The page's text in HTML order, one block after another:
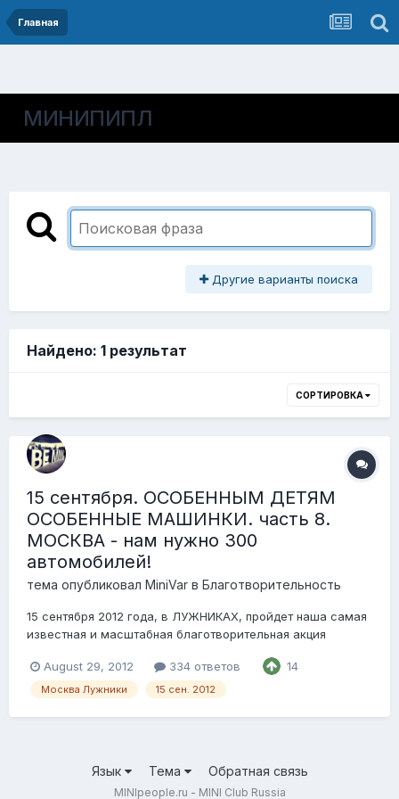
Главная
МИНИПИПЛ
Другие варианты поиска
Найдено: 1 результат
СОРТИРОВКА
15 сентября. ОСОБЕННЫМ ДЕТЯМ
ОСОБЕННЫЕ МАШИНКИ. часть 8.
МОСКВА - нам нужно 300
автомобилей!
тема опубликовал MiniVar в Благотворительность
15 сентября 2012 года, в ЛУЖНИКАХ, пройдет наша самая
известная и масштабная благотворительная акция
нужно в этот раз собрать порядка 300 автомобилей в
основном MINI, но также при участии FIAT 500, PT CRUISER
August 29, 2012 334 ответов 14
Москва Лужники 15 сен. 2012
Язык Тема Обратная связь
MINIpeople.ru - MINI Club Russia